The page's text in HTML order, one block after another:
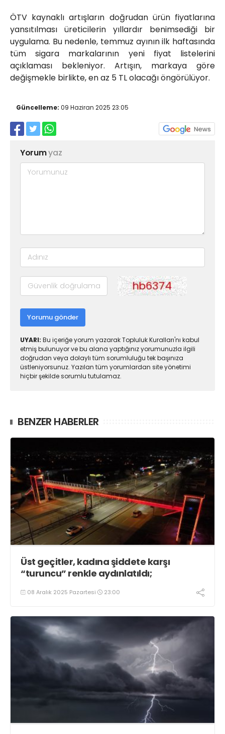
ÖTV kaynaklı artışların doğrudan ürün fiyatlarına
yansıtılması üreticilerin yıllardır benimsediği bir
uygulama. Bu nedenle, temmuz ayının ilk haftasında
tüm sigara markalarının yeni fiyat listelerini
açıklaması bekleniyor. Artışın, markaya göre
değişmekle birlikte, en az 5 TL olacağı öngörülüyor.
Güncelleme: 09 Haziran 2025 23:05
Yorumyaz
Yorumu gönder
UYARI: Bu içeriğe yorum yazarak Topluluk Kuralları'nı kabul
etmiş bulunuyor ve bu alana yaptığınız yorumunuzla ilgili
doğrudan veya dolaylı tüm sorumluluğu tek başınıza
üstleniyorsunuz. Yazılan tüm yorumlardan site yönetimi
hiçbir şekilde sorumlu tutulamaz.
BENZER HABERLER
Üst geçitler, kadına şiddete karşı
“turuncu” renkle aydınlatıldı;
08 Aralık 2025 Pazartesi 23:00